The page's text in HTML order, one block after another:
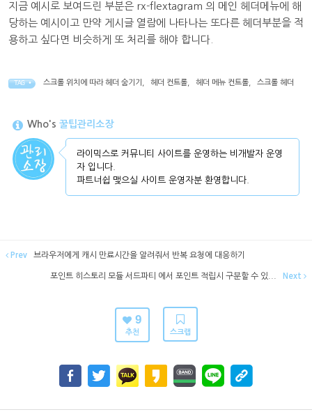
지금 예시로 보여드린 부분은 rx-flextagram 의 메인 헤더메뉴에 해
당하는 예시이고 만약 게시글 열람에 나타나는 또다른 헤더부분을 적
용하고 싶다면 비슷하게 또 처리를 해야 합니다.
TAG • 스크롤 위치에 따라 헤더 숨기기 헤더 컨트롤 헤더 메뉴 컨트롤 스크롤 헤더
Who's 꿀팁관리소장
라이믹스로 커뮤니티 사이트를 운영하는 비개발자 운영
자 입니다.
파트너쉽 맺으실 사이트 운영자분 환영합니다.
Prev 브라우저에게 캐시 만료시간을 알려줘서 반복 요청에 대응하기
포인트 히스토리 모듈 서드파티 에서 포인트 적립시 구분할 수 있... Next
9
추천 스크랩